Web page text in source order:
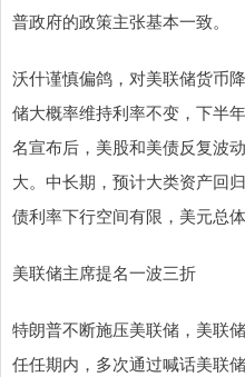
普政府的政策主张基本一致。
沃什谨慎偏鸽，对美联储货币
储大概率维持利率不变，下半
名宣布后，美股和美债反复波
大。中长期，预计大类资产回
债利率下行空间有限，美元总
美联储主席提名一波三折
特朗普不断施压美联储，美联
任任期内，多次通过喊话美联